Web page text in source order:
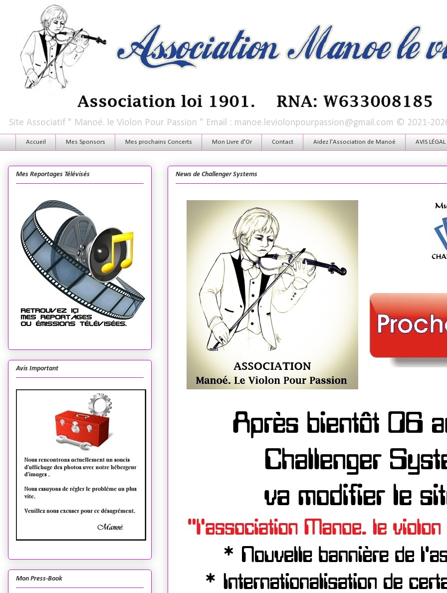
Site Associatif " Manoé. le Violon Pour Passion " Email : manoe.leviolonpourpassion@gmail.com © 2021-
Accueil Mes Sponsors Mes prochains Concerts Mon Livre d'Or Contact Aidez l'Association de Manoé AVIS LÉGAL
News de Challenger Systems
Mes Reportages Télévisés
Avis Important
Mon Press-Book